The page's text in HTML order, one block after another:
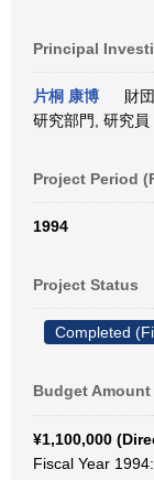
Principal
片桐 康博
財
研究部門, 研究
Project Period
1994
Project Status
Completed
Budget Amount
¥1,100,000
Fiscal Year